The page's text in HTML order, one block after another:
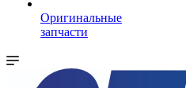
Оригинальные
запчасти